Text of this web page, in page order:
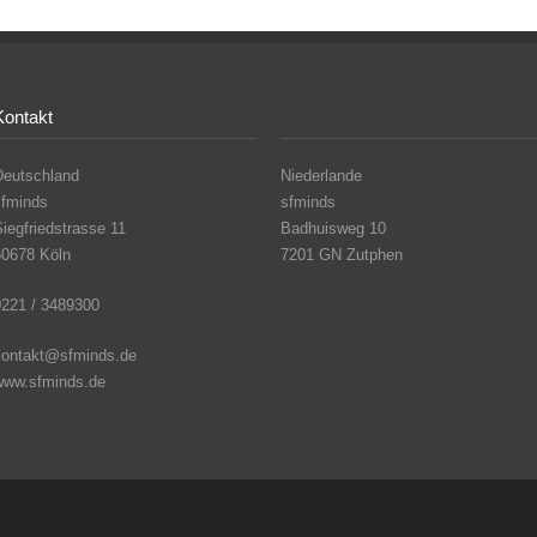
11
Köln
/ 3489300
Niederlande
sfminds
Badhuisweg 10
7201 GN Zutphen